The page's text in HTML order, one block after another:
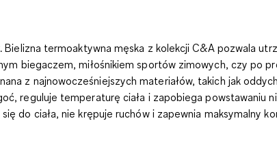
Bielizna termoaktywna męska z kolekcji C&A pozwala
biegaczem, miłośnikiem sportów zimowych, czy po
z najnowocześniejszych materiałów, takich jak
reguluje temperaturę ciała i zapobiega powstawaniu
do ciała, nie krępuje ruchów i zapewnia maksymalny